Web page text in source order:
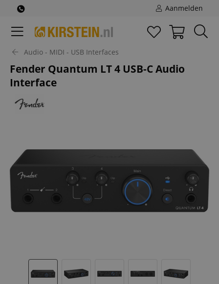
Aanmelden
Audio - MIDI - USB Interfaces
Fender Quantum LT 4 USB-C Audio
Interface